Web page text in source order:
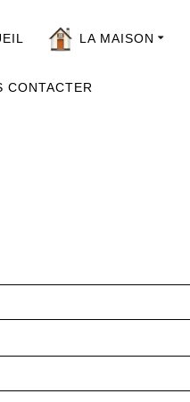
LA MAISON
Photos de la maison
CONTACTER